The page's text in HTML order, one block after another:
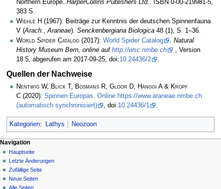
Northern Europe. HarperCollins Publishers Ltd. . ISBN 0-00-219981-5,
383 S.
Wiehle H (1967): Beiträge zur Kenntnis der deutschen Spinnenfauna
V (Arach. ,Araneae). Senckenbergiana Biologica 48 (1), S. 1–36.
World Spider Catalog (2017): World Spider Catalog . Natural
History Museum Bern, online auf http://wsc.nmbe.ch
, Version
18.5, abgerufen am 2017-09-25, doi:10.24436/2 .
Quellen der Nachweise
Nentwig W, Blick T, Bosmans R, Gloor D, Hänggi A & Kropf
C (2020): Spinnen Europas. Online https://www.araneae.nmbe.ch
(automatisch synchronisiert)
, doi:10.24436/1 .
Kategorien: Lathys Neozoon
Navigation
Hauptseite
Letzte Änderungen
Zufällige Seite
Neue Seiten
Alle Seiten